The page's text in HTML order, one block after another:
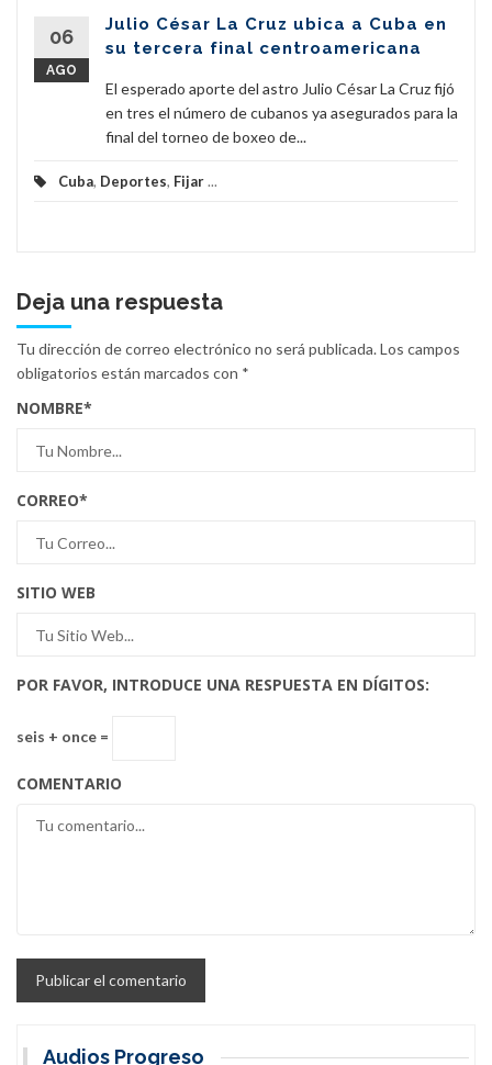
06
AGO
Julio César La Cruz ubica a Cuba en
su tercera final centroamericana
El esperado aporte del astro Julio César La Cruz fijó
en tres el número de cubanos ya asegurados para la
final del torneo de boxeo de...
Cuba, Deportes, Fijar...
Deja una respuesta
Tu dirección de correo electrónico no será publicada.Los campos
obligatorios están marcados con *
NOMBRE*
CORREO*
SITIO WEB
POR FAVOR, INTRODUCE UNA RESPUESTA EN DÍGITOS:
seis + once =
COMENTARIO
Audios Progreso